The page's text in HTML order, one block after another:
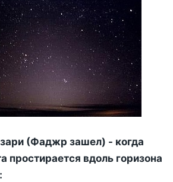
зари (Фаджр зашел) - когда
простирается вдоль горизона
: